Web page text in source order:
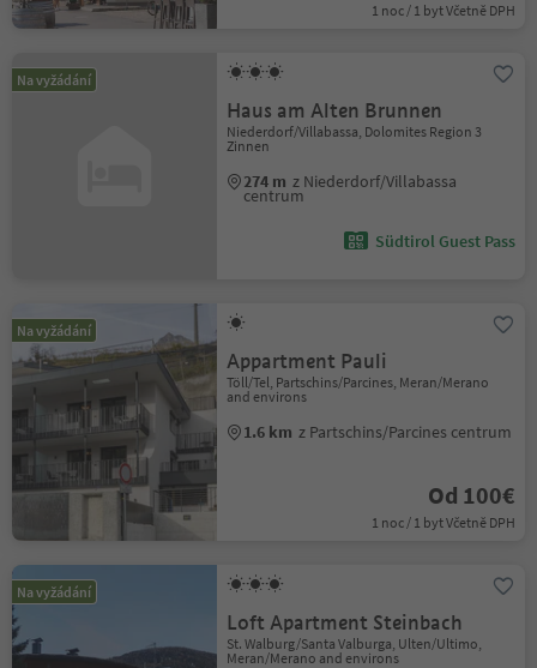
1 noc / 1 byt Včetně DPH
Na vyžádání
Haus am Alten Brunnen
Niederdorf/Villabassa, Dolomites Region 3
Zinnen
274 m z Niederdorf/Villabassa
centrum
Südtirol Guest Pass
Na vyžádání
Appartment Pauli
Töll/Tel, Partschins/Parcines, Meran/Merano
and environs
1.6 km z Partschins/Parcines centrum
Od 100€
1 noc / 1 byt Včetně DPH
Na vyžádání
Loft Apartment Steinbach
St. Walburg/Santa Valburga, Ulten/Ultimo,
Meran/Merano and environs